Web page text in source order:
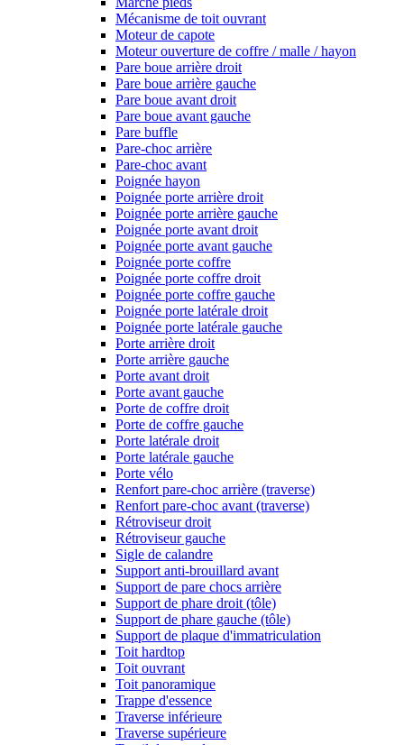
Mécanisme de toit ouvrant
Moteur de capote
Moteur ouverture de coffre / malle / hayon
Pare boue arrière droit
Pare boue arrière gauche
Pare boue avant droit
Pare boue avant gauche
Pare buffle
Pare-choc arrière
Pare-choc avant
Poignée hayon
Poignée porte arrière droit
Poignée porte arrière gauche
Poignée porte avant droit
Poignée porte avant gauche
Poignée porte coffre
Poignée porte coffre droit
Poignée porte coffre gauche
Poignée porte latérale droit
Poignée porte latérale gauche
Porte arrière droit
Porte arrière gauche
Porte avant droit
Porte avant gauche
Porte de coffre droit
Porte de coffre gauche
Porte latérale droit
Porte latérale gauche
Porte vélo
Renfort pare-choc arrière (traverse)
Renfort pare-choc avant (traverse)
Rétroviseur droit
Rétroviseur gauche
Sigle de calandre
Support anti-brouillard avant
Support de pare chocs arrière
Support de phare droit (tôle)
Support de phare gauche (tôle)
Support de plaque d'immatriculation
Toit hardtop
Toit ouvrant
Toit panoramique
Trappe d'essence
Traverse inférieure
Traverse supérieure